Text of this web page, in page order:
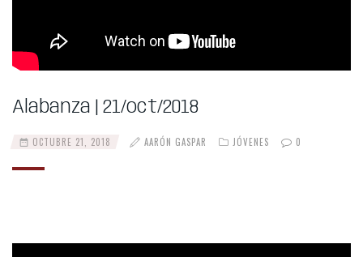
Alabanza | 21/oct/2018
OCTUBRE 21, 2018 AARÓN GASPAR JÓVENES 0